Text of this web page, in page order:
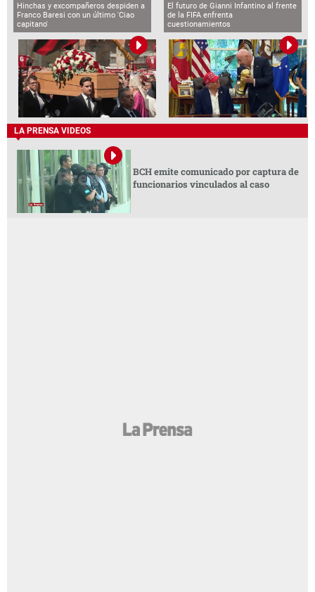
Hinchas y excompañeros despiden a
Franco Baresi con un último 'Ciao
capitano'
El futuro de Gianni Infantino al frente
de la FIFA enfrenta
cuestionamientos
LA PRENSA VIDEOS
BCH emite comunicado por captura de
funcionarios vinculados al caso